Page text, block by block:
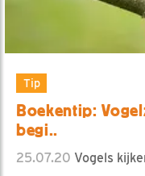
Tip
Boekentip:
begi..
25.07.20 Vogels